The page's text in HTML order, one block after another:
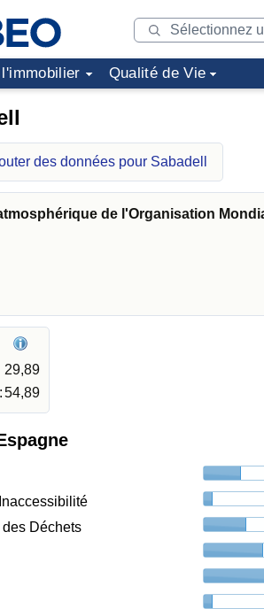
Qualité de Vie
des données pour Sabadell
de l'Organisation
29,89
54,89
Déchets